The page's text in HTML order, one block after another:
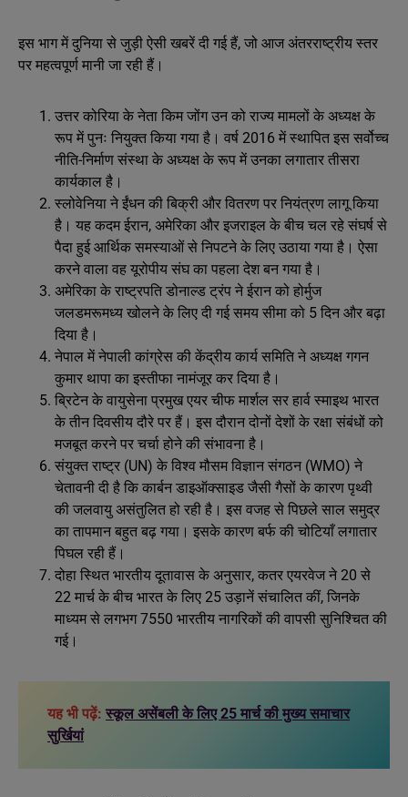
इस भाग में दुनिया से जुड़ी ऐसी खबरें दी गई हैं, जो आज अंतरराष्ट्रीय स्तर
पर महत्वपूर्ण मानी जा रही हैं।
उत्तर कोरिया के नेता किम जोंग उन को राज्य मामलों के अध्यक्ष के
रूप में पुनः नियुक्त किया गया है। वर्ष 2016 में स्थापित इस सर्वोच्च
नीति-निर्माण संस्था के अध्यक्ष के रूप में उनका लगातार तीसरा
कार्यकाल है।
स्लोवेनिया ने ईंधन की बिक्री और वितरण पर नियंत्रण लागू किया
है। यह कदम ईरान, अमेरिका और इजराइल के बीच चल रहे संघर्ष से
पैदा हुई आर्थिक समस्याओं से निपटने के लिए उठाया गया है। ऐसा
करने वाला वह यूरोपीय संघ का पहला देश बन गया है।
अमेरिका के राष्ट्रपति डोनाल्ड ट्रंप ने ईरान को होर्मुज
जलडमरूमध्य खोलने के लिए दी गई समय सीमा को 5 दिन और बढ़ा
दिया है।
नेपाल में नेपाली कांग्रेस की केंद्रीय कार्य समिति ने अध्यक्ष गगन
कुमार थापा का इस्तीफा नामंजूर कर दिया है।
ब्रिटेन के वायुसेना प्रमुख एयर चीफ मार्शल सर हार्व स्माइथ भारत
के तीन दिवसीय दौरे पर हैं। इस दौरान दोनों देशों के रक्षा संबंधों को
मजबूत करने पर चर्चा होने की संभावना है।
संयुक्त राष्ट्र (UN) के विश्व मौसम विज्ञान संगठन (WMO) ने
चेतावनी दी है कि कार्बन डाइऑक्साइड जैसी गैसों के कारण पृथ्वी
की जलवायु असंतुलित हो रही है। इस वजह से पिछले साल समुद्र
का तापमान बहुत बढ़ गया। इसके कारण बर्फ की चोटियाँ लगातार
पिघल रही हैं।
दोहा स्थित भारतीय दूतावास के अनुसार, कतर एयरवेज ने 20 से
22 मार्च के बीच भारत के लिए 25 उड़ानें संचालित कीं, जिनके
माध्यम से लगभग 7550 भारतीय नागरिकों की वापसी सुनिश्चित की
गई।
यह भी पढ़ें: स्कूल असेंबली के लिए 25 मार्च की मुख्य समाचार
सुर्खियां